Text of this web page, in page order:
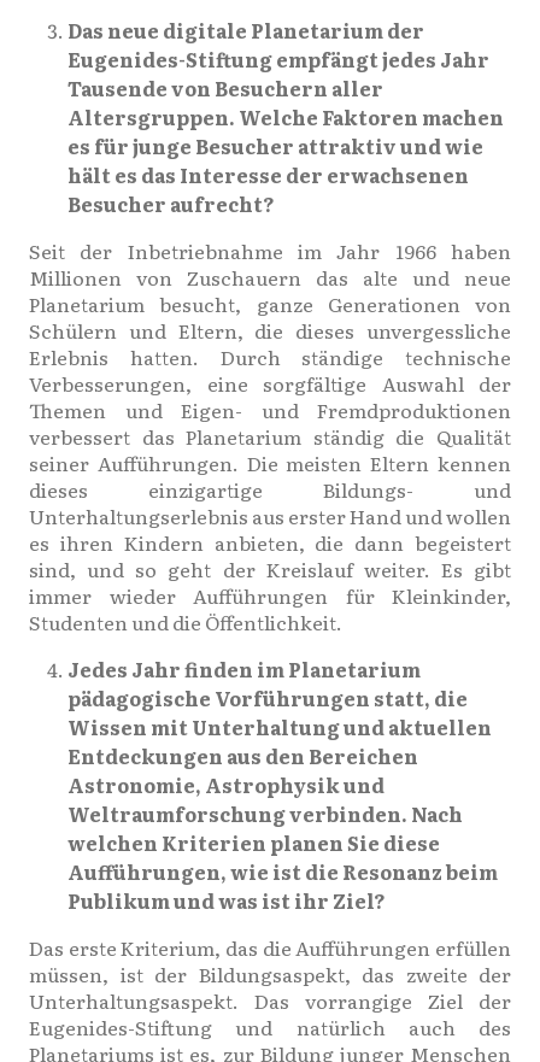
Das neue digitale Planetarium der
Eugenides-Stiftung empfängt jedes Jahr
Tausende von Besuchern aller
Altersgruppen. Welche Faktoren machen
es für junge Besucher attraktiv und wie
hält es das Interesse der erwachsenen
Besucher aufrecht?
Seit der Inbetriebnahme im Jahr 1966 haben
Millionen von Zuschauern das alte und neue
Planetarium besucht, ganze Generationen von
Schülern und Eltern, die dieses unvergessliche
Erlebnis hatten. Durch ständige technische
Verbesserungen, eine sorgfältige Auswahl der
Themen und Eigen- und Fremdproduktionen
verbessert das Planetarium ständig die Qualität
seiner Aufführungen. Die meisten Eltern kennen
dieses einzigartige Bildungs- und
Unterhaltungserlebnis aus erster Hand und wollen
es ihren Kindern anbieten, die dann begeistert
sind, und so geht der Kreislauf weiter. Es gibt
immer wieder Aufführungen für Kleinkinder,
Studenten und die Öffentlichkeit.
Jedes Jahr finden im Planetarium
pädagogische Vorführungen statt, die
Wissen mit Unterhaltung und aktuellen
Entdeckungen aus den Bereichen
Astronomie, Astrophysik und
Weltraumforschung verbinden. Nach
welchen Kriterien planen Sie diese
Aufführungen, wie ist die Resonanz beim
Publikum und was ist ihr Ziel?
Das erste Kriterium, das die Aufführungen erfüllen
müssen, ist der Bildungsaspekt, das zweite der
Unterhaltungsaspekt. Das vorrangige Ziel der
Eugenides-Stiftung und natürlich auch des
Planetariums ist es, zur Bildung junger Menschen